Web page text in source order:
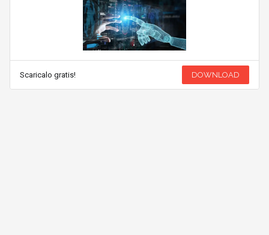
Scaricalo gratis! DOWNLOAD